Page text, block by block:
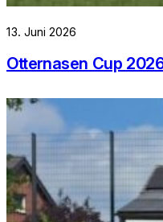
13. Juni 2026
Otternasen Cup